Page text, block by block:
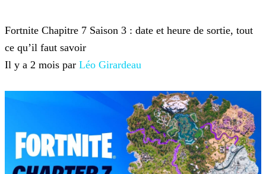
Fortnite Chapitre 7 Saison 3 : date et heure de sortie, tout
ce qu’il faut savoir
Il y a 2 mois par Léo Girardeau